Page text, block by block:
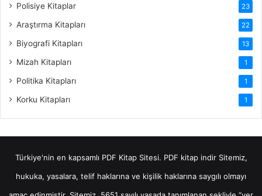
Polisiye Kitaplar 23
Araştırma Kitapları 22
Biyografi Kitapları 13
Mizah Kitapları 1
Politika Kitapları 1
Korku Kitapları 1
Türkiye'nin en kapsamlı PDF Kitap Sitesi. PDF kitap indirSitemiz,
hukuka, yasalara, telif haklarına ve kişilik haklarına saygılı olmayı